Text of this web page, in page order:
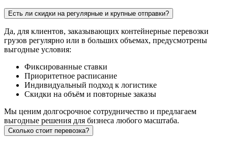
Есть ли скидки на регулярные и крупные отправки?
Да, для клиентов, заказывающих контейнерные перевозки
грузов регулярно или в больших объемах, предусмотрены
выгодные условия:
Фиксированные ставки
Приоритетное расписание
Индивидуальный подход к логистике
Скидки на объём и повторные заказы
Мы ценим долгосрочное сотрудничество и предлагаем
выгодные решения для бизнеса любого масштаба.
Сколько стоит перевозка?